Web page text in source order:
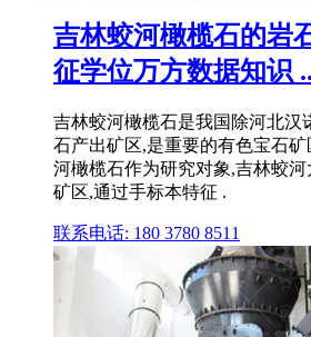
吉林蛟河橄榄石的岩
征学位万方数据知识
吉林蛟河橄榄石是我国除河北汉
石产出矿区,是重要的有色宝石
河橄榄石作为研究对象,吉林蛟
矿区,通过手标本特征 .
联系电话: 180 3780 8511